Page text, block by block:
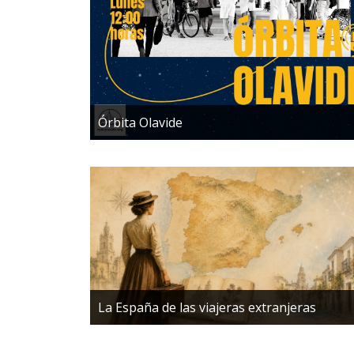
Órbita Olavide
La España de las viajeras extranjeras